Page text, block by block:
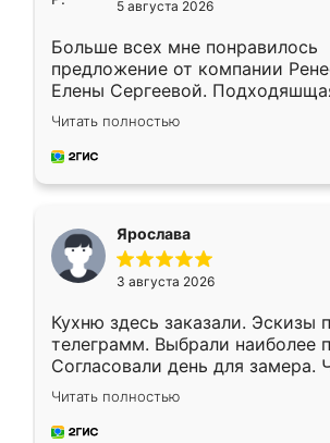
5 августа 2026
Больше всех мне понравилось
предложение от компании
Елены Сергеевой.
короткие сроки изготовления.
для замера сотрудник Владислав
предложил по моему эскизу
Читать полностью
Ярослава
3 августа 2026
Кухню здесь заказали. Эскизы
телеграмм. Выбрали наиболее
Согласовали день для замера.
недели кухня была уже готова.
довольны работой. Спасибо
мебель за качественную работу!
Читать полностью